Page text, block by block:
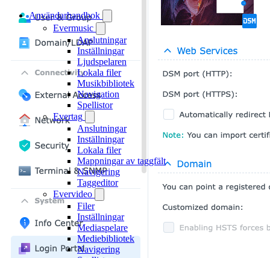
Användarhandbok
Evermusic
Anslutningar
Inställningar
Ljudspelaren
Lokala filer
Musikbibliotek
Navigation
Spellistor
Evertag
Anslutningar
Inställningar
Lokala filer
Mappningar av taggfält
Navigering
Taggeditor
Evervideo
Filer
Inställningar
Mediaspelare
Mediebibliotek
Navigering